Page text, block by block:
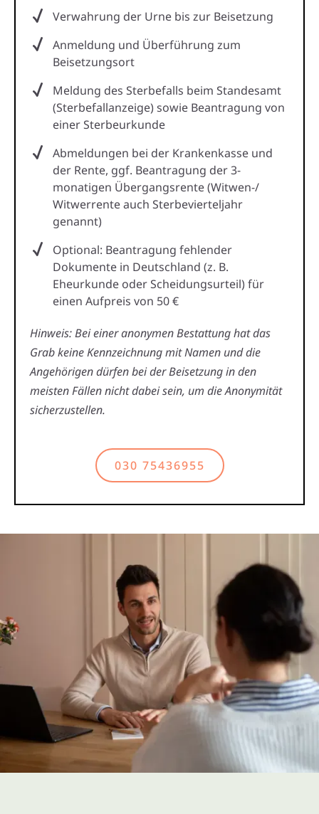
Verwahrung der Urne bis zur Beisetzung
Anmeldung und Überführung zum
Beisetzungsort
Meldung des Sterbefalls beim Standesamt
(Sterbefallanzeige) sowie Beantragung von
einer Sterbeurkunde
Abmeldungen bei der Krankenkasse und
der Rente, ggf. Beantragung der 3-
monatigen Übergangsrente (Witwen-/
Witwerrente auch Sterbevierteljahr
genannt)
Optional: Beantragung fehlender
Dokumente in Deutschland (z. B.
Eheurkunde oder Scheidungsurteil) für
einen Aufpreis von 50 €
Hinweis: Bei einer anonymen Bestattung hat das
Grab keine Kennzeichnung mit Namen und die
Angehörigen dürfen bei der Beisetzung in den
meisten Fällen nicht dabei sein, um die Anonymität
sicherzustellen.
030 75436955